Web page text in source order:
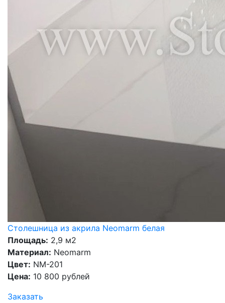
Столешница из акрила Neomarm белая
Площадь: 2,9 м2
Материал: Neomarm
Цвет: NM-201
Цена: 10 800 рублей
Заказать